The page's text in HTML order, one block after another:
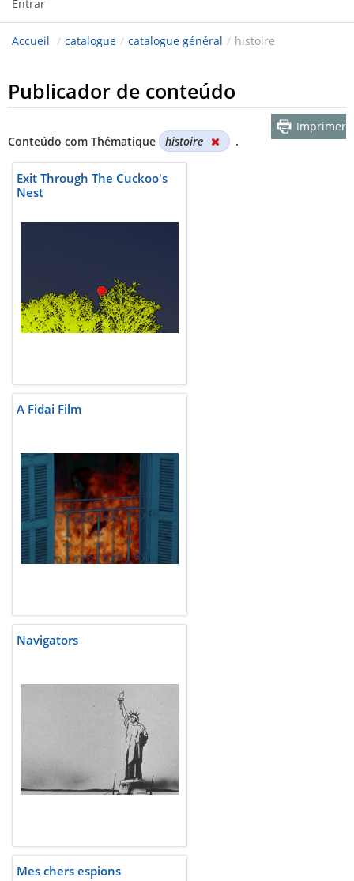
Entrar
Accueil / catalogue / catalogue général / histoire
Publicador de conteúdo
Conteúdo com Thématique histoire .
Imprimer
Exit Through The Cuckoo's
Nest
A Fidai Film
Navigators
Mes chers espions